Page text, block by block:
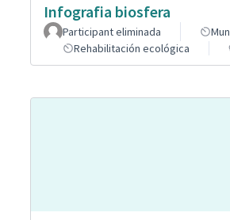
Infografia biosfera
Participant eliminada
Rehabilitación ecológica